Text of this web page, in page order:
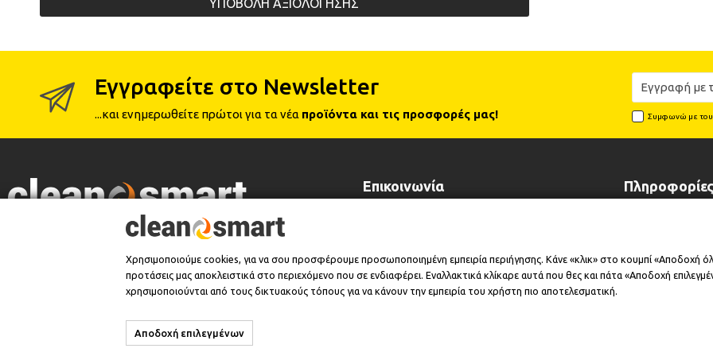
ΥΠΟΒΟΛΗ ΑΞΙΟΛΟΓΗΣΗΣ
Εγγραφείτε στο Newsletter
...και ενημερωθείτε πρώτοι για τα νέα προϊόντα και τις προσφορές μας! Συμφωνώ με
Επικοινωνία
+30 210 6646518
+30 210 6646515
info@cleansmart.gr
Πληροφορίες
Επικοινωνήστε
Επέκταση
Χρησιμοποιούμε cookies, για να σου προσφέρουμε προσωποποιημένη εμπειρία περιήγησης. Κάνε «κλικ» στο κουμπί «Αποδοχή
προτάσεις μας αποκλειστικά στο περιεχόμενο που σε ενδιαφέρει. Εναλλακτικά κλίκαρε αυτά που θες και πάτα «Αποδοχή
χρησιμοποιούνται από τους δικτυακούς τόπους για να κάνουν την εμπειρία του χρήστη πιο αποτελεσματική.
Αποδοχή επιλεγμένων